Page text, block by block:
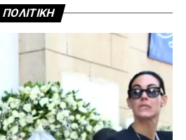
ΠΟΛΙΤΙΚΗ